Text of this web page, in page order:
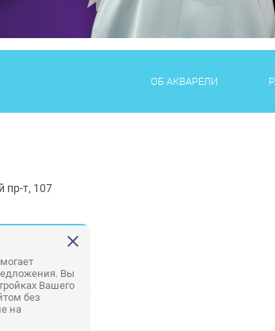
ОБ АКВАРЕЛИ
пр-т, 107
до 23:00
:с 08:00 до 22:00
Вы
Вашего
без
на